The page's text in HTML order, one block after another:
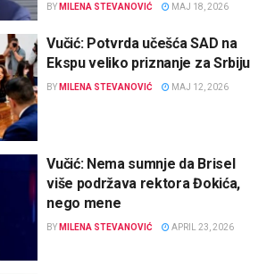
BY MILENA STEVANOVIĆ MAJ 18, 2026
Vučić: Potvrda učešća SAD na
Ekspu veliko priznanje za Srbiju
BY MILENA STEVANOVIĆ MAJ 12, 2026
Vučić: Nema sumnje da Brisel
više podržava rektora Đokića,
nego mene
BY MILENA STEVANOVIĆ APRIL 23, 2026